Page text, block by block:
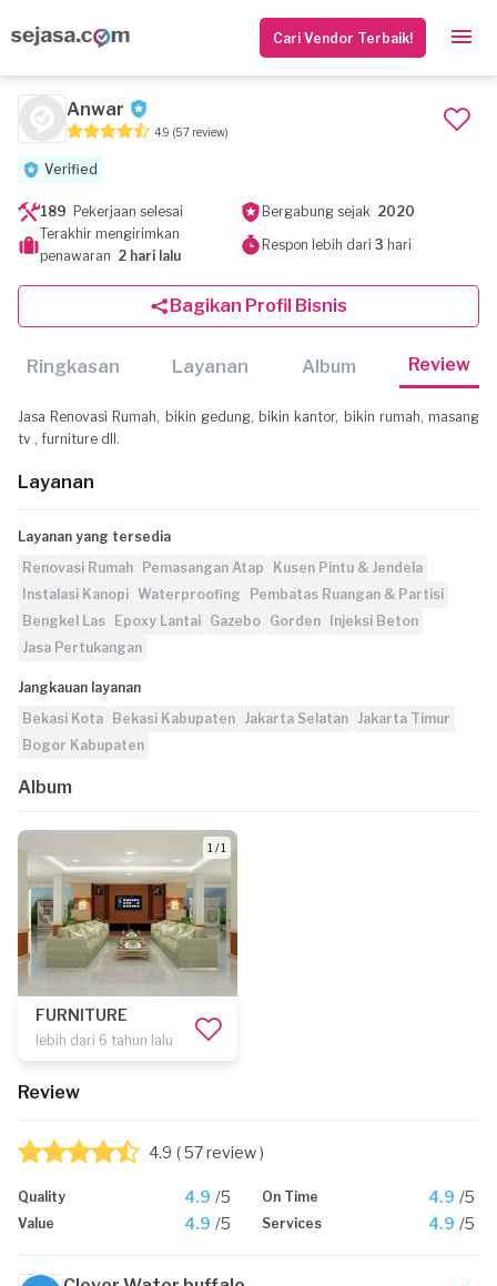
Cari Vendor Terbaik!
Anwar
4.9 (57 review)
Verified
189 Pekerjaan selesai Bergabung sejak 2020
Terakhir mengirimkan
penawaran 2 hari lalu
Respon lebih dari 3 hari
Bagikan Profil Bisnis
Ringkasan Layanan Album Review
Jasa Renovasi Rumah, bikin gedung, bikin kantor, bikin rumah, masang
tv , furniture dll.
Layanan
Layanan yang tersedia
Renovasi Rumah
Pemasangan Atap
Kusen Pintu & Jendela
Instalasi Kanopi Waterproofing
Pembatas Ruangan & Partisi
Bengkel Las
Epoxy Lantai Gazebo Gorden
Injeksi Beton
Jasa Pertukangan
Jangkauan layanan
Bekasi Kota
Bekasi Kabupaten Jakarta Selatan Jakarta Timur
Bogor Kabupaten
Album
1 / 1
FURNITURE
lebih dari 6 tahun lalu
Review
4.9 ( 57 review )
Quality 4.9 /5 On Time 4.9 /5
Value 4.9 /5 Services 4.9 /5